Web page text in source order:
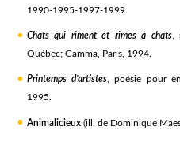
1990-1995-1997-1999.
Chats qui riment et rimes à chats,
Québec; Gamma, Paris, 1994.
Printemps d’artistes, poésie pour
1995.
Animalicieux(ill. de Dominique